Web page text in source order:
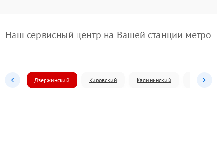
Наш сервисный центр на Вашей станции метро
Дзержинский Кировский Калининский